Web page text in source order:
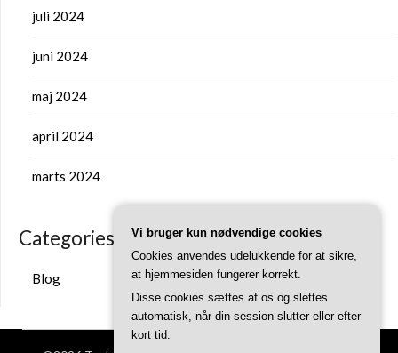
juli 2024
juni 2024
maj 2024
april 2024
marts 2024
Categories
Blog
Vi bruger kun nødvendige cookies
Cookies anvendes udelukkende for at sikre,
at hjemmesiden fungerer korrekt.
Disse cookies sættes af os og slettes
automatisk, når din session slutter eller efter
kort tid.